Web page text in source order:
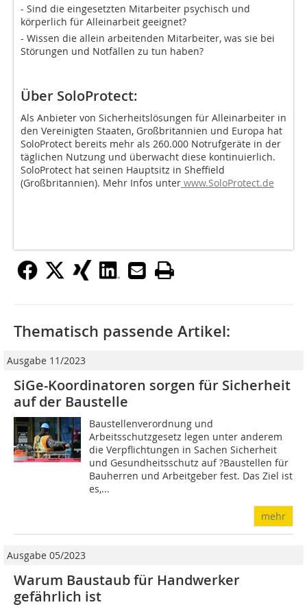
- Sind die eingesetzten Mitarbeiter psychisch und
körperlich für Alleinarbeit geeignet?
- Wissen die allein arbeitenden Mitarbeiter, was sie bei
Störungen und Notfällen zu tun haben?
Über SoloProtect:
Als Anbieter von Sicherheitslösungen für Alleinarbeiter in
den Vereinigten Staaten, Großbritannien und Europa hat
SoloProtect bereits mehr als 260.000 Notrufgeräte in der
täglichen Nutzung und überwacht diese kontinuierlich.
SoloProtect hat seinen Hauptsitz in Sheffield
(Großbritannien). Mehr Infos unter www.SoloProtect.de
Thematisch passende Artikel:
Ausgabe 11/2023
SiGe-Koordinatoren sorgen für Sicherheit
auf der Baustelle
Baustellenverordnung und
Arbeitsschutzgesetz legen unter anderem
die Verpflichtungen in Sachen Sicherheit
und Gesundheitsschutz auf ?Baustellen für
Bauherren und Arbeitgeber fest. Das Ziel ist
es,...
mehr
Ausgabe 05/2023
Warum Baustaub für Handwerker
gefährlich ist